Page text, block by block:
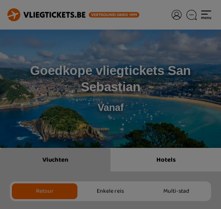
Goedkope vliegtickets San
Sebastian
Vanaf